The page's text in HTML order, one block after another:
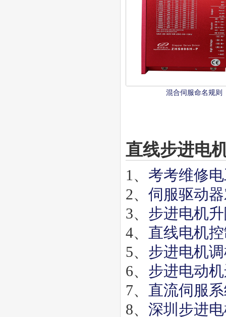
混合伺服命名规则
直线步进电
1、 考考维修
2、 伺服驱动
3、 步进电机
4、 直线电机
5、 步进电机
6、 步进电动
7、 直流伺服
8、 深圳步进